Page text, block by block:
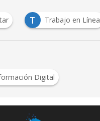
T Trabajo en Línea
Digital